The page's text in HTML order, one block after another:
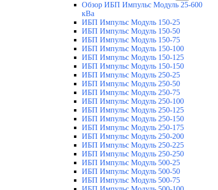
Обзор ИБП Импульс Модуль 25-600
кВа
ИБП Импульс Модуль 150-25
ИБП Импульс Модуль 150-50
ИБП Импульс Модуль 150-75
ИБП Импульс Модуль 150-100
ИБП Импульс Модуль 150-125
ИБП Импульс Модуль 150-150
ИБП Импульс Модуль 250-25
ИБП Импульс Модуль 250-50
ИБП Импульс Модуль 250-75
ИБП Импульс Модуль 250-100
ИБП Импульс Модуль 250-125
ИБП Импульс Модуль 250-150
ИБП Импульс Модуль 250-175
ИБП Импульс Модуль 250-200
ИБП Импульс Модуль 250-225
ИБП Импульс Модуль 250-250
ИБП Импульс Модуль 500-25
ИБП Импульс Модуль 500-50
ИБП Импульс Модуль 500-75